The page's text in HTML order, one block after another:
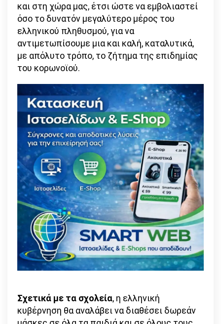
και στη χώρα μας, έτσι ώστε να εμβολιαστεί
όσο το δυνατόν μεγαλύτερο μέρος του
ελληνικού πληθυσμού, για να
αντιμετωπίσουμε μια και καλή, καταλυτικά,
με απόλυτο τρόπο, το ζήτημα της επιδημίας
του κορωνοϊού.
Σχετικά με τα σχολεία, η ελληνική
κυβέρνηση θα αναλάβει να διαθέσει δωρεάν